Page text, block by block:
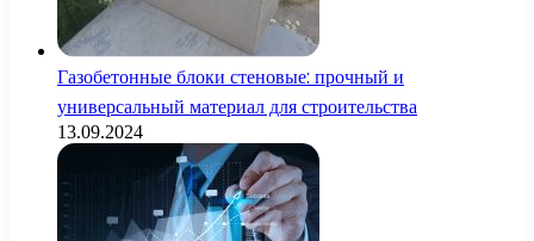
Газобетонные блоки стеновые: прочный и
универсальный материал для строительства
13.09.2024